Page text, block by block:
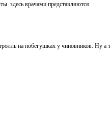
здесь врачами представляются
на побегушках у чиновников. Ну а